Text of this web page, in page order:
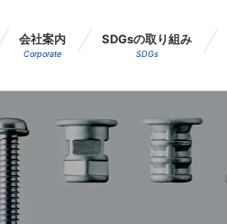
会社案内
Corporate
SDGsの取り組み
SDGs